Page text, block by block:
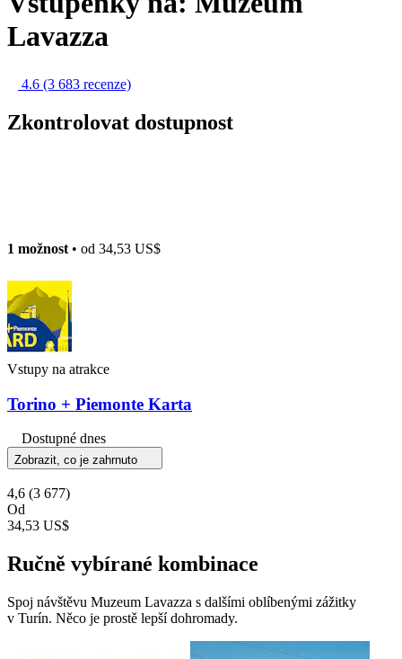
Lavazza
4.6 (3 683 recenze)
Zkontrolovat dostupnost
1 možnost • od 34,53 US$
Vstupy na atrakce
Torino + Piemonte Karta
Dostupné dnes
Zobrazit, co je zahrnuto
4,6 (3 677)
Od
34,53 US$
Ručně vybírané kombinace
Spoj návštěvu Muzeum Lavazza s dalšími oblíbenými zážitky
v Turín. Něco je prostě lepší dohromady.